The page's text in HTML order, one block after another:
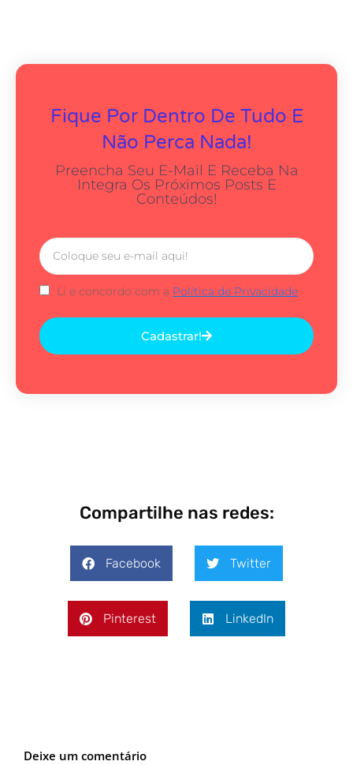
Fique Por Dentro De Tudo E
Não Perca Nada!
Preencha Seu E-Mail E Receba Na
Integra Os Próximos Posts E
Conteúdos!
Li e concordo com a Política de Privacidade
Cadastrar!
Compartilhe nas redes:
Facebook Twitter
Pinterest LinkedIn
Deixe um comentário